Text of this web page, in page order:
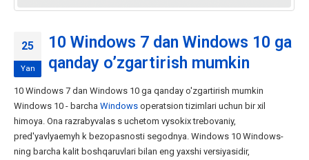
25
Yan
10 Windows 7 dan Windows 10 ga
qanday o’zgartirish mumkin
10 Windows 7 dan Windows 10 ga qanday o'zgartirish mumkin
Windows 10 - barcha Windows operatsion tizimlari uchun bir xil
himoya. Ona razrabyvalas s uchetom vysokix trebovaniy,
pred'yavlyaemyh k bezopasnosti segodnya. Windows 10 Windows-
ning barcha kalit boshqaruvlari bilan eng yaxshi versiyasidir,